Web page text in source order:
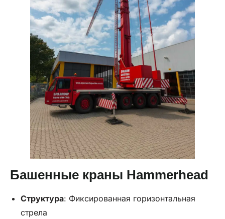
Башенные краны Hammerhead
Структура: Фиксированная горизонтальная
стрела